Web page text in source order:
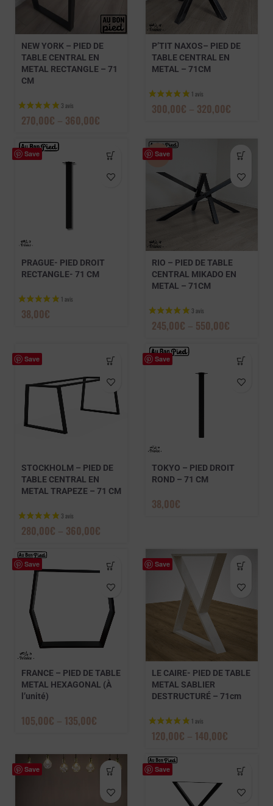
NEW YORK – PIED DE
TABLE CENTRAL EN
METAL RECTANGLE – 71
CM
270,00€ – 360,00€
P’TIT NAXOS– PIED DE
TABLE CENTRAL EN
METAL – 71CM
300,00€ – 320,00€
Save
PRAGUE- PIED DROIT
RECTANGLE- 71 CM
38,00€
Save
-30%
RIO – PIED DE TABLE
CENTRAL MIKADO EN
METAL – 71CM
245,00€ – 550,00€
Save
STOCKHOLM – PIED DE
TABLE CENTRAL EN
METAL TRAPEZE – 71 CM
280,00€ – 360,00€
Save
TOKYO – PIED DROIT
ROND – 71 CM
38,00€
Save
FRANCE – PIED DE TABLE
METAL HEXAGONAL (À
l’unité)
105,00€ – 135,00€
Save
LE CAIRE- PIED DE TABLE
METAL SABLIER
DESTRUCTURÉ – 71cm
120,00€ – 140,00€
Save Save